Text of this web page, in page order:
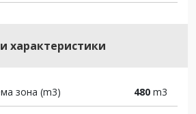
характеристики
зона (m3) 480 m3